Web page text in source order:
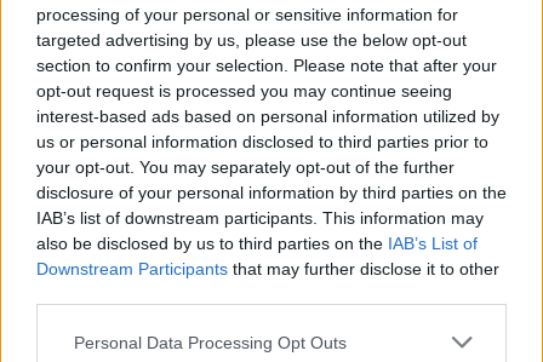
processing of your personal or sensitive information for
targeted advertising by us, please use the below opt-out
section to confirm your selection. Please note that after your
opt-out request is processed you may continue seeing
interest-based ads based on personal information utilized by
us or personal information disclosed to third parties prior to
your opt-out. You may separately opt-out of the further
disclosure of your personal information by third parties on the
IAB’s list of downstream participants. This information may
also be disclosed by us to third parties on the IAB’s List of
Downstream Participants that may further disclose it to other
Personal Data Processing Opt Outs
Kare prieš „Hamas“ Izraelis prieš dvi savaites
atnaujino atakas Gazos Ruože ir uždarė
sienos perėjimo punktus.
Susiję straipsniai